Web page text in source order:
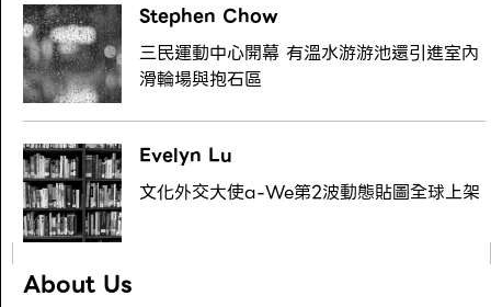
Stephen Chow
三民運動中心開幕 有溫水游游池還引進室內
滑輪場與抱石區
Evelyn Lu
文化外交大使a-We第2波動態貼圖全球上架
About Us